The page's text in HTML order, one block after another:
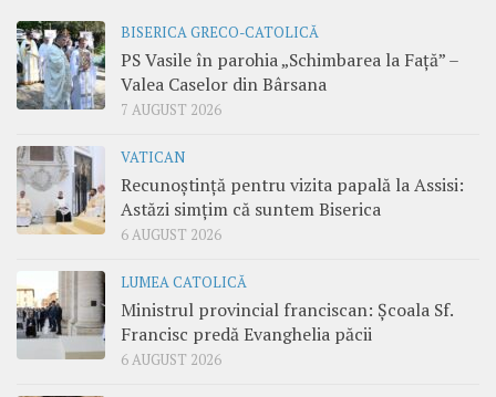
BISERICA GRECO-CATOLICĂ
PS Vasile în parohia „Schimbarea la Față” –
Valea Caselor din Bârsana
7 AUGUST 2026
VATICAN
Recunoștință pentru vizita papală la Assisi:
Astăzi simțim că suntem Biserica
6 AUGUST 2026
LUMEA CATOLICĂ
Ministrul provincial franciscan: Școala Sf.
Francisc predă Evanghelia păcii
6 AUGUST 2026